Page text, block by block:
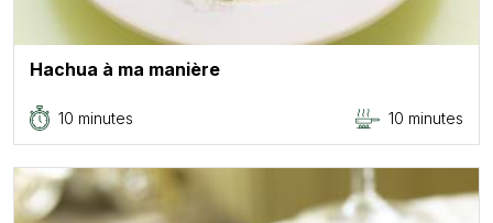
Hachua à ma manière
10 minutes 10 minutes